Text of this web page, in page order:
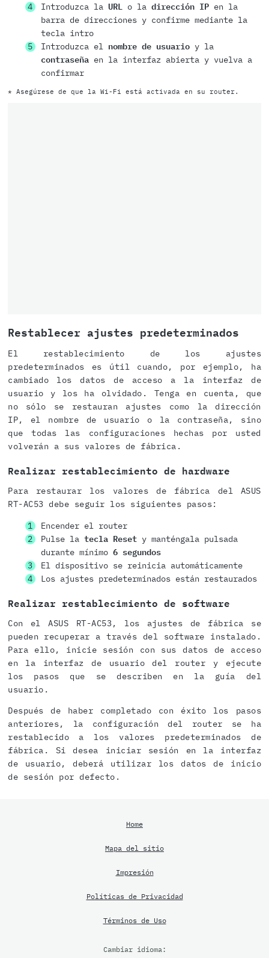
Introduzca la URLo la dirección IPen la
barra de direcciones y confirme mediante la
tecla intro
Introduzca el nombre de usuarioy la
contraseña en la interfaz abierta y vuelva a
confirmar
* Asegúrese de que la Wi-Fi está activada en su router.
Restablecer ajustes predeterminados
El restablecimiento de los ajustes
predeterminados es útil cuando, por ejemplo, ha
cambiado los datos de acceso a la interfaz de
usuario y los ha olvidado. Tenga en cuenta, que
no sólo se restauran ajustes como la dirección
IP, el nombre de usuario o la contraseña, sino
que todas las configuraciones hechas por usted
volverán a sus valores de fábrica.
Realizar restablecimiento de hardware
Para restaurar los valores de fábrica del ASUS
RT-AC53 debe seguir los siguientes pasos:
Encender el router
Pulse la tecla Resety manténgala pulsada
durante mínimo 6 segundos
El dispositivo se reinicia automáticamente
Los ajustes predeterminados están restaurados
Realizar restablecimiento de software
Con el ASUS RT-AC53, los ajustes de fábrica se
pueden recuperar a través del software instalado.
Para ello, inicie sesión con sus datos de acceso
en la interfaz de usuario del router y ejecute
los pasos que se describen en la guía del
usuario.
Después de haber completado con éxito los pasos
anteriores, la configuración del router se ha
restablecido a los valores predeterminados de
fábrica. Si desea iniciar sesión en la interfaz
de usuario, deberá utilizar los datos de inicio
de sesión por defecto.
Home
Mapa del sitio
Impresión
Políticas de Privacidad
Términos de Uso
Cambiar idioma: